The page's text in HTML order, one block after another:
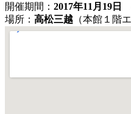
開催期間： 2017年11月19日
場所： 高松三越 （本館１階